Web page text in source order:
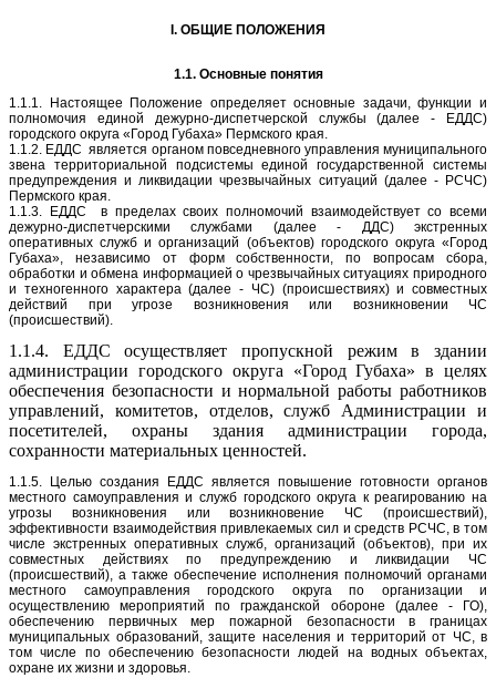
I. ОБЩИЕ ПОЛОЖЕНИЯ
1.1. Основные понятия
1.1.1. Настоящее Положение определяет основные задачи, функции и
полномочия единой дежурно-диспетчерской службы (далее - ЕДДС)
городского округа «Город Губаха» Пермского края.
1.1.2. ЕДДС является органом повседневного управления муниципального
звена территориальной подсистемы единой государственной системы
предупреждения и ликвидации чрезвычайных ситуаций (далее - РСЧС)
Пермского края.
1.1.3. ЕДДС в пределах своих полномочий взаимодействует со всеми
дежурно-диспетчерскими службами (далее - ДДС) экстренных
оперативных служб и организаций (объектов) городского округа «Город
Губаха», независимо от форм собственности, по вопросам сбора,
обработки и обмена информацией о чрезвычайных ситуациях природного
и техногенного характера (далее - ЧС) (происшествиях) и совместных
действий при угрозе возникновения или возникновении ЧС
(происшествий).
1.1.4. ЕДДС осуществляет пропускной режим в здании
администрации городского округа «Город Губаха» в целях
обеспечения безопасности и нормальной работы работников
управлений, комитетов, отделов, служб Администрации и
посетителей, охраны здания администрации города,
сохранности материальных ценностей.
1.1.5. Целью создания ЕДДС является повышение готовности органов
местного самоуправления и служб городского округа к реагированию на
угрозы возникновения или возникновение ЧС (происшествий),
эффективности взаимодействия привлекаемых сил и средств РСЧС, в том
числе экстренных оперативных служб, организаций (объектов), при их
совместных действиях по предупреждению и ликвидации ЧС
(происшествий), а также обеспечение исполнения полномочий органами
местного самоуправления городского округа по организации и
осуществлению мероприятий по гражданской обороне (далее - ГО),
обеспечению первичных мер пожарной безопасности в границах
муниципальных образований, защите населения и территорий от ЧС, в
том числе по обеспечению безопасности людей на водных объектах,
охране их жизни и здоровья.